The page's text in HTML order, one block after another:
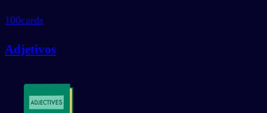
100cards
Adjetivos